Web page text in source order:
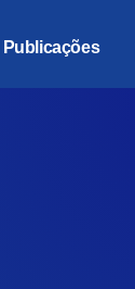
Publicações